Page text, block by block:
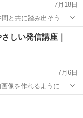
7月18日
と共に踏み出そう！
できた」 「親の介護
で働くための情報は
講座
しい発信講座｜
7月6日